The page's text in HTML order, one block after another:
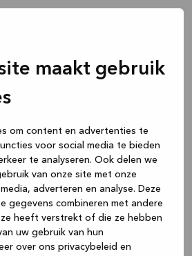
maakt gebruik
om content en advertenties te
voor social media te bieden
te analyseren. Ook delen we
van onze site met onze
adverteren en analyse. Deze
gegevens combineren met andere
heeft verstrekt of die ze hebben
uw gebruik van hun
over ons privacybeleid en